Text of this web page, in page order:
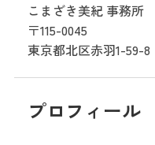
こまざき美紀 事務所
〒115-0045
東京都北区赤羽1-59-8
プロフィール